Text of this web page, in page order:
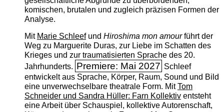
komischen, brutalen und zugleich präzisen Formen der
Analyse.
Mit Marie Schleefund Hiroshima mon amourführt der
Weg zu Marguerite Duras, zur Liebe im Schatten des
Krieges und zur traumatisierten Sprache des 20.
Jahrhunderts. Premiere: Mai 2027 Schleef
entwickelt aus Sprache, Körper, Raum, Sound und Bild
eine unverwechselbare theatrale Form. MitTom
Schneider und Sandra Hüller: Farn Kollektiventsteht
eine Arbeit über Schauspiel, kollektive Autorenschaft,